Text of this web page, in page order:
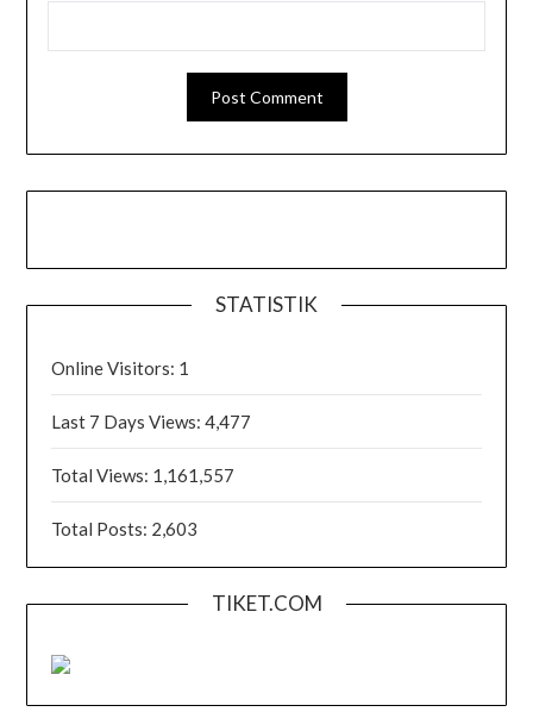
STATISTIK
Online Visitors: 1
Last 7 Days Views:4,477
Total Views: 1,161,557
Total Posts: 2,603
TIKET.COM